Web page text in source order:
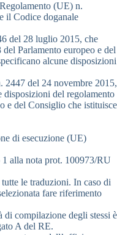
(UE) n.
il Codice doganale
del 28 luglio 2015, che
Parlamento europeo e del
alcune disposizioni
2447 del 24 novembre 2015,
disposizioni del regolamento
e del Consiglio che istituisce
di esecuzione (UE)
1 alla nota prot. 100973/RU
le traduzioni. In caso di
fare riferimento
di compilazione degli stessi è
A del RE.